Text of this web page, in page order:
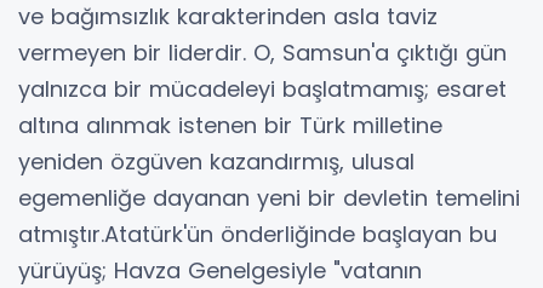
ve bağımsızlık karakterinden asla taviz
vermeyen bir liderdir. O, Samsun'a çıktığı gün
yalnızca bir mücadeleyi başlatmamış; esaret
altına alınmak istenen bir Türk milletine
yeniden özgüven kazandırmış, ulusal
egemenliğe dayanan yeni bir devletin temelini
atmıştır.Atatürk'ün önderliğinde başlayan bu
yürüyüş; Havza Genelgesiyle "vatanın